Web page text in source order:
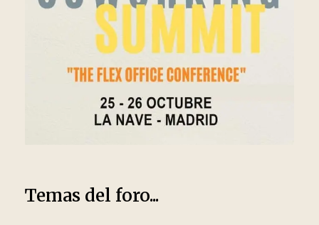
Temas del foro...